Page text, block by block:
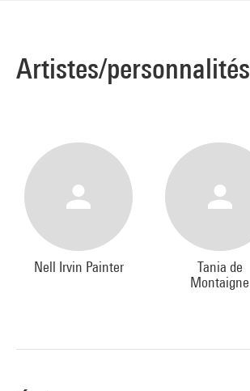
Artistes/personnalités
Nell Irvin Painter
Tania de
Montaigne